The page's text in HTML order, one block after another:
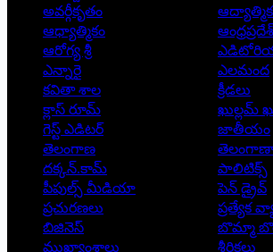
అవర్గీకృతం
ఆధ్యాత్మికం
ఆంధ్రప్రదేశ్
ఆరోగ్య శ్రీ
ఎన్నారై
ఎలమంద
కవితా శాల
క్రీడలు
క్లాస్ రూమ్
ఖుల్లమ్
గెస్ట్ ఎడిటర్
జాతీయం
తెలంగాణ
దక్కన్.కామ్
పాలిటిక్స్
పీపుల్స్ ‌మీడియా
పెన్ డ్రైవ్
ప్రచురణలు
ప్రత్యేక
బిజినెస్
బొమ్మా
ముఖ్యాంశాలు
శీర్షికలు